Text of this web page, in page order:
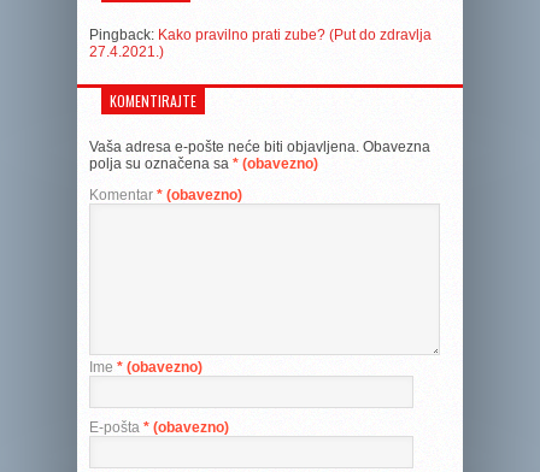
Pingback: Kako pravilno prati zube? (Put do zdravlja
27.4.2021.)
KOMENTIRAJTE
Vaša adresa e-pošte neće biti objavljena. Obavezna
polja su označena sa * (obavezno)
Komentar * (obavezno)
Ime * (obavezno)
E-pošta * (obavezno)